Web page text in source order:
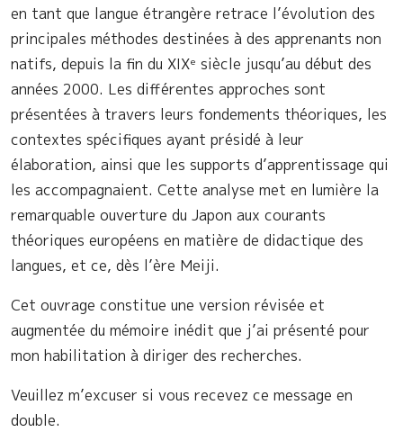
en tant que langue étrangère retrace l’évolution des
principales méthodes destinées à des apprenants non
natifs, depuis la fin du XIXᵉ siècle jusqu’au début des
années 2000. Les différentes approches sont
présentées à travers leurs fondements théoriques, les
contextes spécifiques ayant présidé à leur
élaboration, ainsi que les supports d’apprentissage qui
les accompagnaient. Cette analyse met en lumière la
remarquable ouverture du Japon aux courants
théoriques européens en matière de didactique des
langues, et ce, dès l’ère Meiji.
Cet ouvrage constitue une version révisée et
augmentée du mémoire inédit que j’ai présenté pour
mon habilitation à diriger des recherches.
Veuillez m’excuser si vous recevez ce message en
double.